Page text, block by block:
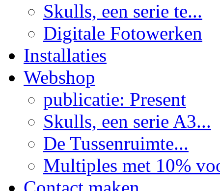
Skulls, een serie te...
Digitale Fotowerken
Installaties
Webshop
publicatie: Present
Skulls, een serie A3...
De Tussenruimte...
Multiples met 10%